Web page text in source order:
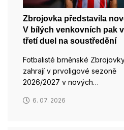
Zbrojovka představila
V bílých venkovních pak
třetí duel na soustředění
Fotbalisté brněnské
zahrají v prvoligové sezoně
2026/2027 v nových…
6. 07. 2026